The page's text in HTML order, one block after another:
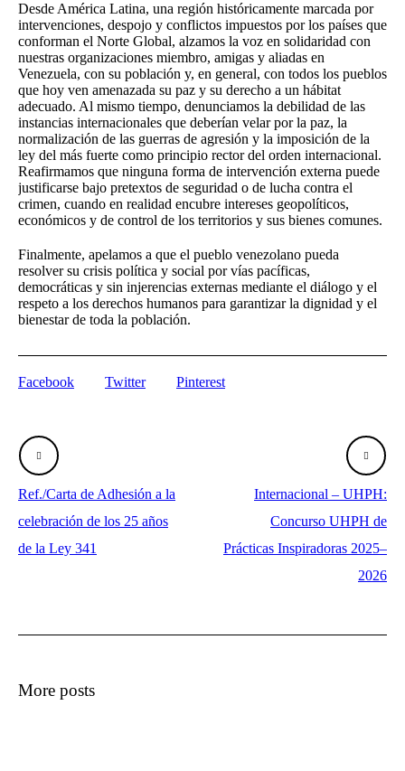
Desde América Latina, una región históricamente marcada por
intervenciones, despojo y conflictos impuestos por los países que
conforman el Norte Global, alzamos la voz en solidaridad con
nuestras organizaciones miembro, amigas y aliadas en
Venezuela, con su población y, en general, con todos los pueblos
que hoy ven amenazada su paz y su derecho a un hábitat
adecuado. Al mismo tiempo, denunciamos la debilidad de las
instancias internacionales que deberían velar por la paz, la
normalización de las guerras de agresión y la imposición de la
ley del más fuerte como principio rector del orden internacional.
Reafirmamos que ninguna forma de intervención externa puede
justificarse bajo pretextos de seguridad o de lucha contra el
crimen, cuando en realidad encubre intereses geopolíticos,
económicos y de control de los territorios y sus bienes comunes.
Finalmente, apelamos a que el pueblo venezolano pueda
resolver su crisis política y social por vías pacíficas,
democráticas y sin injerencias externas mediante el diálogo y el
respeto a los derechos humanos para garantizar la dignidad y el
bienestar de toda la población.
Facebook Twitter Pinterest
Ref./Carta de Adhesión a la
celebración de los 25 años
de la Ley 341
Internacional – UHPH:
Concurso UHPH de
Prácticas Inspiradoras 2025–
2026
More posts